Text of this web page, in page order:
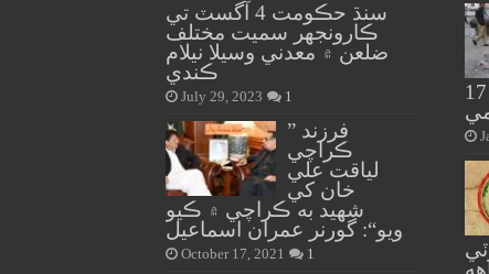
سنڌ حڪومت 4 آگسٽ تي
ڪارونجهر سميت مختلف
ضلعن ۾ معدني وسيلا نيلام
ڪندي
July 29, 2023 1
” فرزند
ڪراچي
لياقت علي
خان کي
شهيد به ڪراچي ۾ ڪيو
ويو“: گورنر عمران اسماعيل
October 17, 2021 1
ڌماڪو 6 ڄڻا شهيد، 17